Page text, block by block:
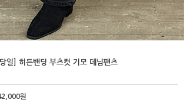
당일] 히든밴딩 부츠컷 기모 데님팬츠
원